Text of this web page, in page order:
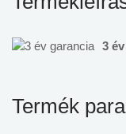
3
Termék